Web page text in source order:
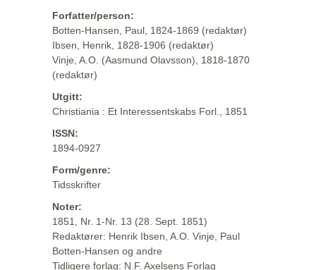
Forfatter/person:
Botten-Hansen, Paul, 1824-1869 (redaktør)
Ibsen, Henrik, 1828-1906 (redaktør)
Vinje, A.O. (Aasmund Olavsson), 1818-1870
(redaktør)
Utgitt:
Christiania : Et Interessentskabs Forl., 1851
ISSN:
1894-0927
Form/genre:
Tidsskrifter
Noter:
1851, Nr. 1-Nr. 13 (28. Sept. 1851)
Redaktører: Henrik Ibsen, A.O. Vinje, Paul
Botten-Hansen og andre
Tidligere forlag: N.F. Axelsens Forlag